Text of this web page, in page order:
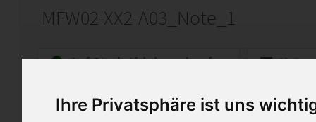
Ihre Privatsphäre ist uns
MFW02-XX2-A03_Note_1
Auf StudyAid.de verkaufen
Startseite Sonstiges